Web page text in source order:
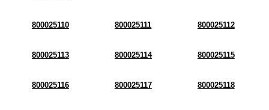
800025110 800025111 800025112
800025113 800025114 800025115
800025116 800025117 800025118